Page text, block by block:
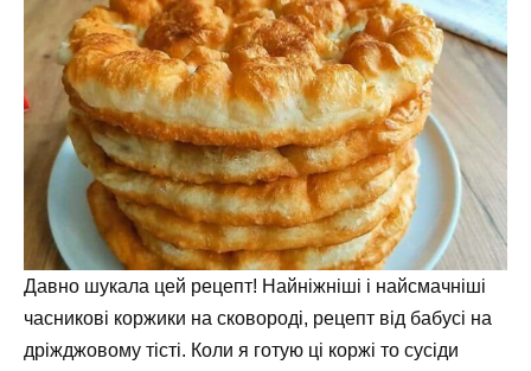
Давно шукала цей рецепт! Найніжніші і найсмачніші
часникові коржики на сковороді, рецепт від бабусі на
дріжджовому тісті. Коли я готую ці коржі то сусіди